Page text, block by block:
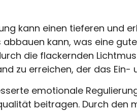
kann einen tieferen und
kann, was eine
die flackernden
zu erreichen, der das
emotionale
beitragen. Durch den